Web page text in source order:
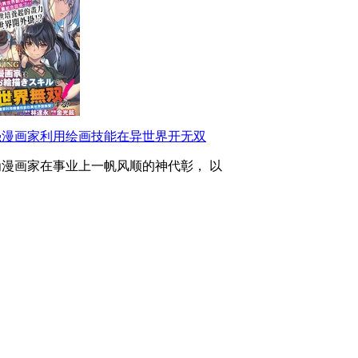
画家利用绘画技能在异世界开无双
画家在事业上一帆风顺的神代彰， 以